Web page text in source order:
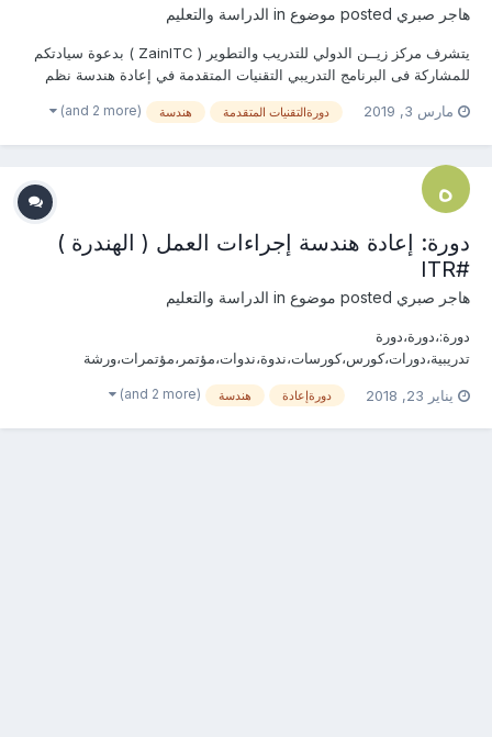
هاجر صبري الدراسة والتعليم
يتشرف مركز زيــن الدولي للتدريب والتطوير ( ZainITC ) بدعوة سيادتكم
للمشاركة فى البرنامج التدريبي التقنيات المتقدمة في إعادة هندسة نظم
معنا ... منسقة التدريب : هاجر صبري جوال / واتساب / ڨايبر / لاين / إيمو...
مارس 3, 2019 دورةالتقنيات المتقدمة هندسة (and 2 more)
دورة: إعادة هندسة إجراءات العمل ( الهندرة )
#ITR
هاجر صبري الدراسة والتعليم
دورة:،دورة،دورة
تدريبية،دورات،كورس،كورسات،ندوة،ندوات،مؤتمر،مؤتمرات،ورشة
التعدين ، البترول،النفط ،التفتيش، منظومة، مخاطر
يناير 23, 2018 دورةإعادة هندسة (and 2 more)